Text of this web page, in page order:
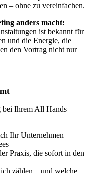
– ohne zu vereinfachen.
anders macht:
ist bekannt für
und die Energie, die
den Vortrag nicht nur
bei Ihrem All Hands
Ihr Unternehmen
Praxis, die sofort in den
zählen – und welche